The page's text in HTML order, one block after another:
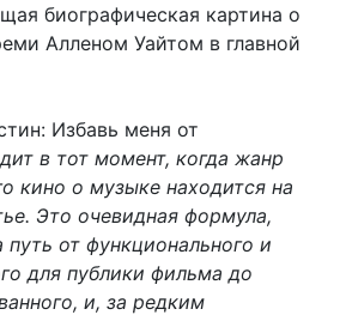
биографическая картина о
Алленом Уайтом в главной
Избавь меня от
в тот момент, когда жанр
кино о музыке находится на
Это очевидная формула,
от функционального и
для публики фильма до
и, за редким